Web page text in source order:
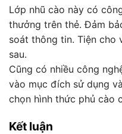
Lớp nhũ cào này có
thưởng trên thẻ. Đảm
soát thông tin. Tiện cho
sau.
Cũng có nhiều công
vào mục đích sử dụng
chọn hình thức phủ cào
Kết luận